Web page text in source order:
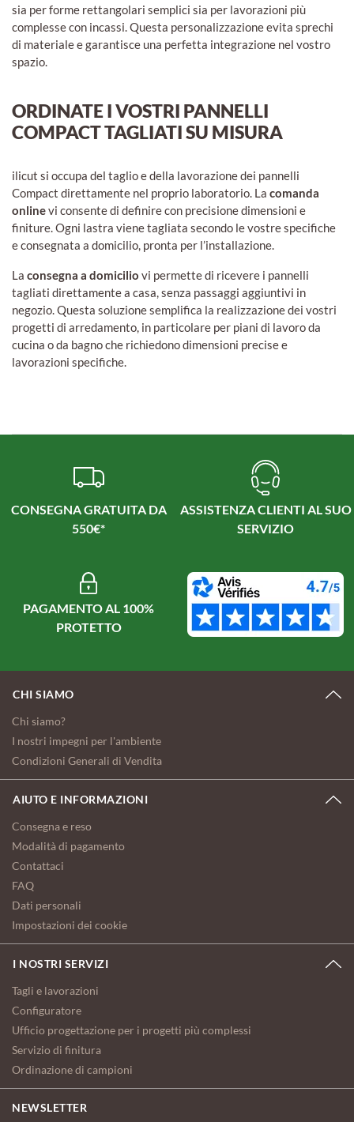
sia per forme rettangolari semplici sia per lavorazioni più
complesse con incassi. Questa personalizzazione evita sprechi
di materiale e garantisce una perfetta integrazione nel vostro
spazio.
ORDINATE I VOSTRI PANNELLI
COMPACT TAGLIATI SU MISURA
ilicut si occupa del taglio e della lavorazione dei pannelli
Compact direttamente nel proprio laboratorio. La comanda
onlinevi consente di definire con precisione dimensioni e
finiture. Ogni lastra viene tagliata secondo le vostre specifiche
e consegnata a domicilio, pronta per l’installazione.
La consegna a domicilio vi permette di ricevere i pannelli
tagliati direttamente a casa, senza passaggi aggiuntivi in
negozio. Questa soluzione semplifica la realizzazione dei vostri
progetti di arredamento, in particolare per piani di lavoro da
cucina o da bagno che richiedono dimensioni precise e
lavorazioni specifiche.
CONSEGNA GRATUITA DA
550€*
ASSISTENZA CLIENTI AL SUO
SERVIZIO
PAGAMENTO AL 100%
PROTETTO
CHI SIAMO
Chi siamo?
I nostri impegni per l'ambiente
Condizioni Generali di Vendita
AIUTO E INFORMAZIONI
Consegna e reso
Modalità di pagamento
Contattaci
FAQ
Dati personali
Impostazioni dei cookie
I NOSTRI SERVIZI
Tagli e lavorazioni
Configuratore
Ufficio progettazione per i progetti più complessi
Servizio di finitura
Ordinazione di campioni
NEWSLETTER